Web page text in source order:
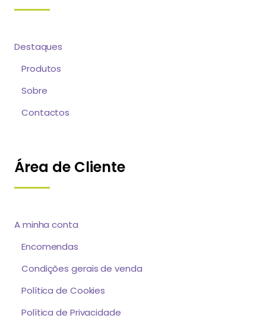
Destaques
Produtos
Sobre
Contactos
Área de Cliente
A minha conta
Encomendas
Condições gerais de venda
Política de Cookies
Política de Privacidade